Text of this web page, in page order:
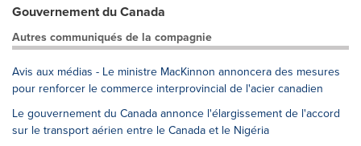
Gouvernement du Canada
Autres communiqués de la compagnie
Avis aux médias - Le ministre MacKinnon annoncera des mesures
pour renforcer le commerce interprovincial de l'acier canadien
Le gouvernement du Canada annonce l'élargissement de l'accord
sur le transport aérien entre le Canada et le Nigéria